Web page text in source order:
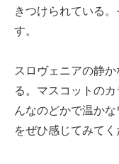
きつけられている
す。
スロヴェニアの静
る。マスコットの
んなのどかで温か
をぜひ感じてみてく